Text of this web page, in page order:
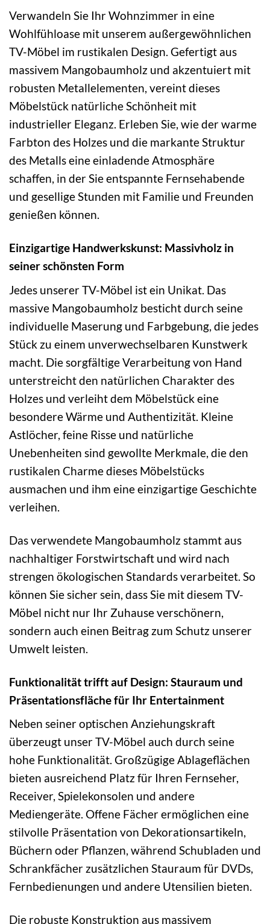
Verwandeln Sie Ihr Wohnzimmer in eine
Wohlfühloase mit unserem außergewöhnlichen
TV-Möbel im rustikalen Design. Gefertigt aus
massivem Mangobaumholz und akzentuiert mit
robusten Metallelementen, vereint dieses
Möbelstück natürliche Schönheit mit
industrieller Eleganz. Erleben Sie, wie der warme
Farbton des Holzes und die markante Struktur
des Metalls eine einladende Atmosphäre
schaffen, in der Sie entspannte Fernsehabende
und gesellige Stunden mit Familie und Freunden
genießen können.
Einzigartige Handwerkskunst: Massivholz in
seiner schönsten Form
Jedes unserer TV-Möbel ist ein Unikat. Das
massive Mangobaumholz besticht durch seine
individuelle Maserung und Farbgebung, die jedes
Stück zu einem unverwechselbaren Kunstwerk
macht. Die sorgfältige Verarbeitung von Hand
unterstreicht den natürlichen Charakter des
Holzes und verleiht dem Möbelstück eine
besondere Wärme und Authentizität. Kleine
Astlöcher, feine Risse und natürliche
Unebenheiten sind gewollte Merkmale, die den
rustikalen Charme dieses Möbelstücks
ausmachen und ihm eine einzigartige Geschichte
verleihen.
Das verwendete Mangobaumholz stammt aus
nachhaltiger Forstwirtschaft und wird nach
strengen ökologischen Standards verarbeitet. So
können Sie sicher sein, dass Sie mit diesem TV-
Möbel nicht nur Ihr Zuhause verschönern,
sondern auch einen Beitrag zum Schutz unserer
Umwelt leisten.
Funktionalität trifft auf Design: Stauraum und
Präsentationsfläche für Ihr Entertainment
Neben seiner optischen Anziehungskraft
überzeugt unser TV-Möbel auch durch seine
hohe Funktionalität. Großzügige Ablageflächen
bieten ausreichend Platz für Ihren Fernseher,
Receiver, Spielekonsolen und andere
Mediengeräte. Offene Fächer ermöglichen eine
stilvolle Präsentation von Dekorationsartikeln,
Büchern oder Pflanzen, während Schubladen und
Schrankfächer zusätzlichen Stauraum für DVDs,
Fernbedienungen und andere Utensilien bieten.
Die robuste Konstruktion aus massivem